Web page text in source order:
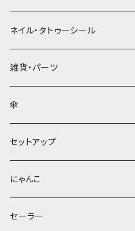
ネイル・タトゥーシール
雑貨・パーツ
傘
セットアップ
にゃんこ
セーラー